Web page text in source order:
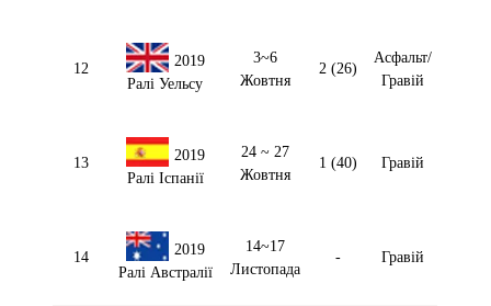
12
2019
Ралі Уельсу
3~6
Жовтня
2 (26)
Асфальт/
Гравій
13
2019
Ралі Іспанії
24 ~ 27
Жовтня
1 (40) Гравій
14
2019
Ралі Австралії
14~17
Листопада
- Гравій